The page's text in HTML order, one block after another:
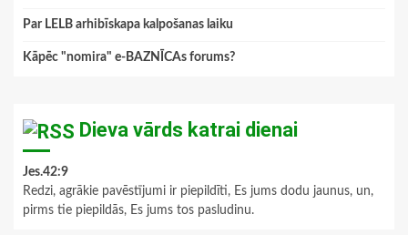
Par LELB arhibīskapa kalpošanas laiku
Kāpēc "nomira" e-BAZNĪCAs forums?
Dieva vārds katrai dienai
Jes.42:9
Redzi, agrākie pavēstījumi ir piepildīti, Es jums dodu jaunus, un,
pirms tie piepildās, Es jums tos pasludinu.